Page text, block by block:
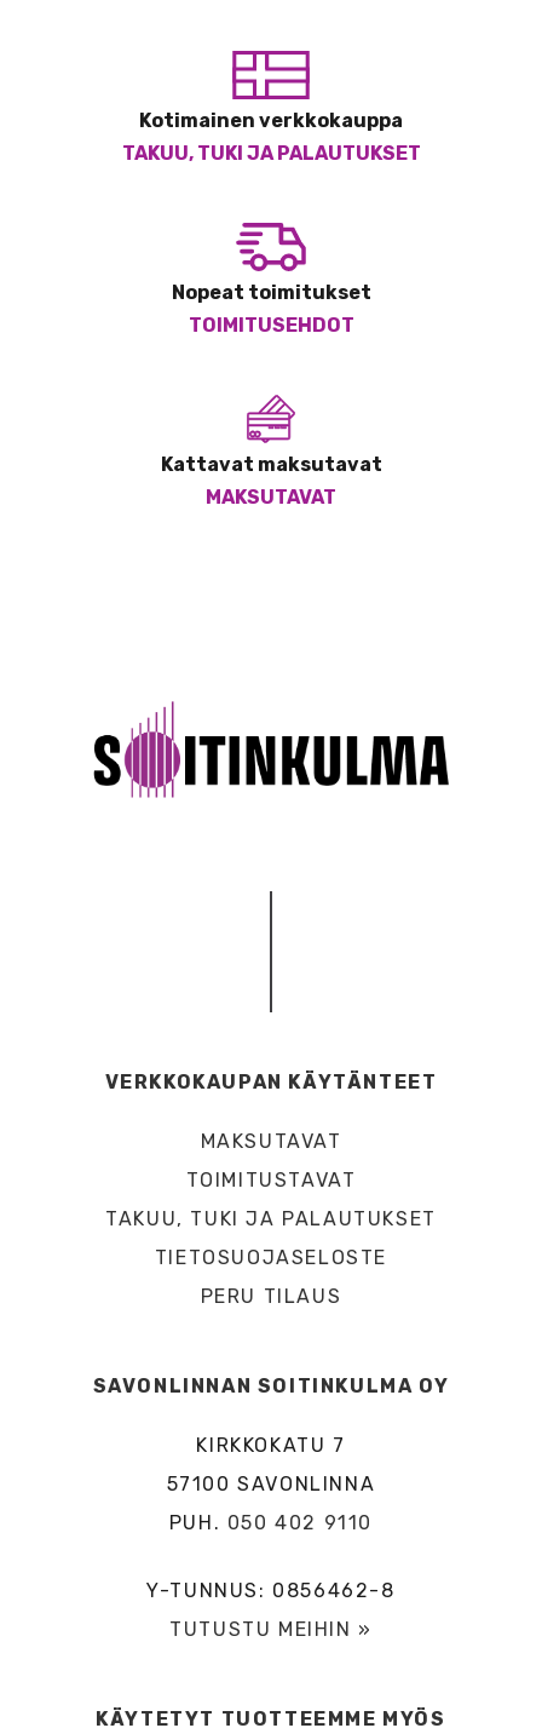
Kotimainen verkkokauppa
TAKUU, TUKI JA PALAUTUKSET
Nopeat toimitukset
TOIMITUSEHDOT
Kattavat maksutavat
MAKSUTAVAT
VERKKOKAUPAN KÄYTÄNTEET
MAKSUTAVAT
TOIMITUSTAVAT
TAKUU, TUKI JA PALAUTUKSET
TIETOSUOJASELOSTE
PERU TILAUS
SAVONLINNAN SOITINKULMA OY
KIRKKOKATU 7
57100 SAVONLINNA
PUH. 050 402 9110
Y-TUNNUS: 0856462-8
TUTUSTU MEIHIN »
KÄYTETYT TUOTTEEMME MYÖS